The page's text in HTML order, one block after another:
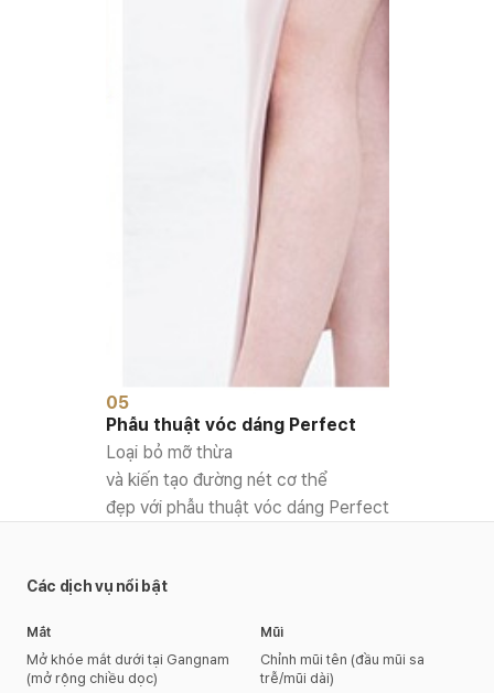
05
Phẫu thuật vóc dáng Perfect
Loại bỏ mỡ thừa
và kiến tạo đường nét cơ thể
đẹp với phẫu thuật vóc dáng Perfect
Các dịch vụ nổi bật
Mắt
Mở khóe mắt dưới tại Gangnam
(mở rộng chiều dọc)
Mũi
Chỉnh mũi tên (đầu mũi sa
trễ/mũi dài)